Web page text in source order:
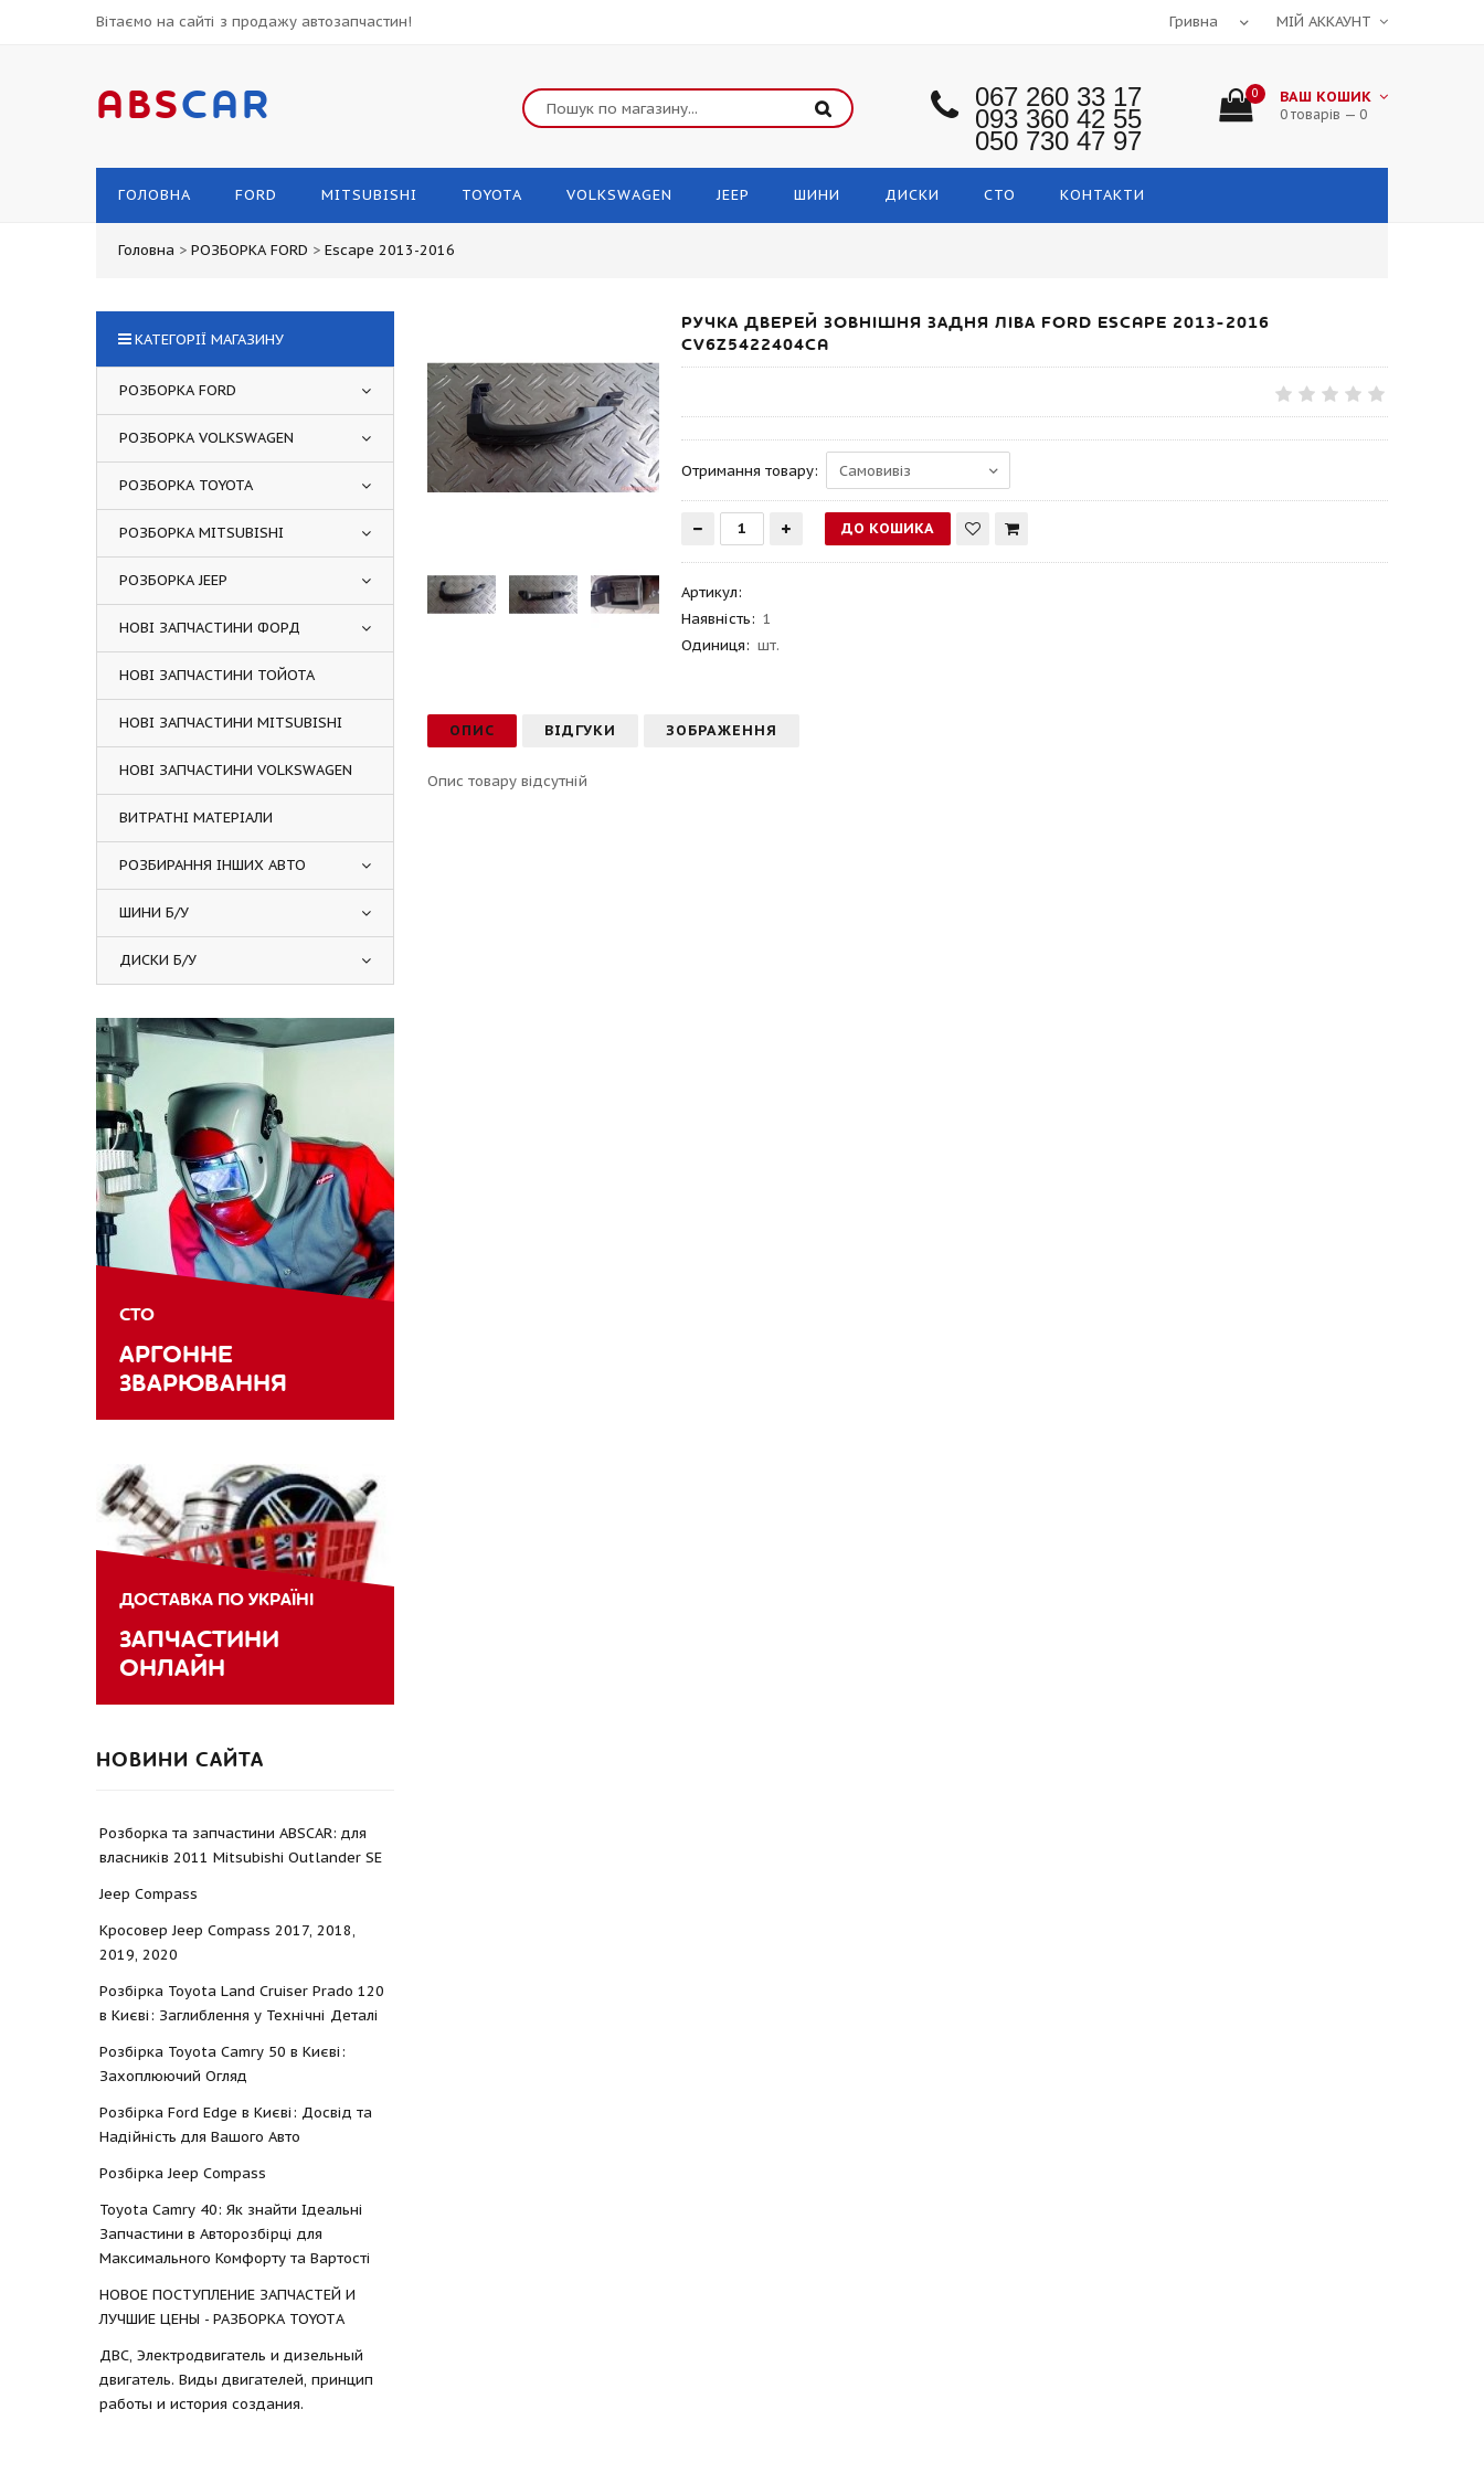
Вітаємо на сайті з продажу автозапчастин! МІЙ АККАУНТ
ABSCAR 067 260 33 17
093 360 42 55
050 730 47 97
0 ВАШ КОШИК
0 товарів — 0
ГОЛОВНА FORD MITSUBISHI TOYOTA VOLKSWAGEN JEEP ШИНИ ДИСКИ СТО КОНТАКТИ
Головна > РОЗБОРКА FORD > Escape 2013-2016
РУЧКА ДВЕРЕЙ ЗОВНІШНЯ ЗАДНЯ ЛІВА FORD ESCAPE 2013-2016
CV6Z5422404CA
Отримання товару:
Артикул:
Наявність: 1
Одиниця: шт.
ОПИС ВІДГУКИ ЗОБРАЖЕННЯ
Опис товару відсутній
КАТЕГОРІЇ МАГАЗИНУ
РОЗБОРКА FORD
РОЗБОРКА VOLKSWAGEN
РОЗБОРКА TOYOTA
РОЗБОРКА MITSUBISHI
РОЗБОРКА JEEP
НОВІ ЗАПЧАСТИНИ ФОРД
НОВІ ЗАПЧАСТИНИ ТОЙОТА
НОВІ ЗАПЧАСТИНИ MITSUBISHI
НОВІ ЗАПЧАСТИНИ VOLKSWAGEN
ВИТРАТНІ МАТЕРІАЛИ
РОЗБИРАННЯ ІНШИХ АВТО
ШИНИ Б/У
ДИСКИ Б/У
СТО
АРГОННЕ
ЗВАРЮВАННЯ
ДОСТАВКА ПО УКРАЇНІ
ЗАПЧАСТИНИ
ОНЛАЙН
НОВИНИ САЙТА
Розборка та запчастини ABSCAR: для
власників 2011 Mitsubishi Outlander SE
Jeep Compass
Кросовер Jeep Compass 2017, 2018,
2019, 2020
Розбірка Toyota Land Cruiser Prado 120
в Києві: Заглиблення у Технічні Деталі
Розбірка Toyota Camry 50 в Києві:
Захоплюючий Огляд
Розбірка Ford Edge в Києві: Досвід та
Надійність для Вашого Авто
Розбірка Jeep Compass
Toyota Camry 40: Як знайти Ідеальні
Запчастини в Авторозбірці для
Максимального Комфорту та Вартості
НОВОЕ ПОСТУПЛЕНИЕ ЗАПЧАСТЕЙ И
ЛУЧШИЕ ЦЕНЫ - РАЗБОРКА TOYOTА
ДВС, Электродвигатель и дизельный
двигатель. Виды двигателей, принцип
работы и история создания.